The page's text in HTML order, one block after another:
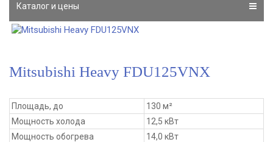
Каталог и цены
Mitsubishi Heavy FDU125VNX
Площадь, до
130 м²
Мощность холода
12,5 кВт
Мощность обогрева
14,0 кВт